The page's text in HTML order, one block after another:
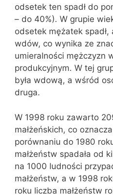
odsetek ten spadł do
– do 40%). W grupie
odsetek mężatek spadł,
wdów, co wynika ze
umieralności mężczyzn
produkcyjnym. W tej
była wdową, a wśród
druga.
W 1998 roku zawarto
małżeńskich, co
porównaniu do 1980
małżeństw spadała od
na 1000 ludności
małżeństw, a w 1998
roku liczba małżeństw